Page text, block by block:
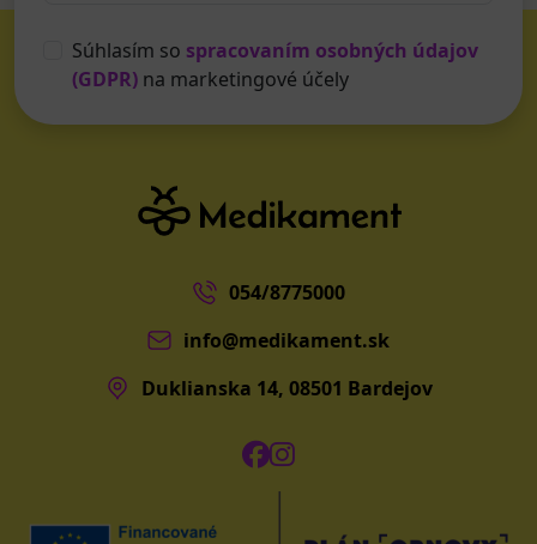
Súhlasím so spracovaním osobných údajov
(GDPR) na marketingové účely
054/8775000
info@medikament.sk
Duklianska 14, 08501 Bardejov